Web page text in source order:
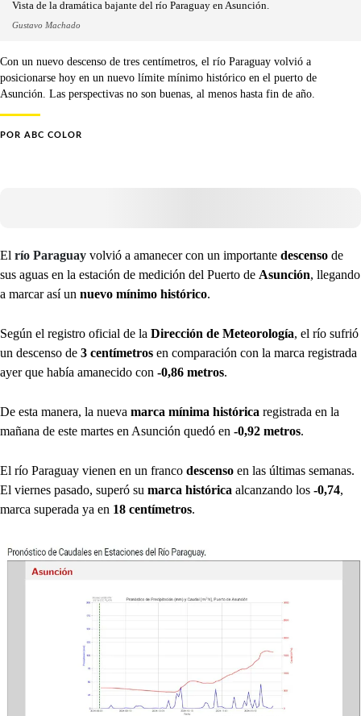
Vista de la dramática bajante del río Paraguay en Asunción.
Gustavo Machado
Con un nuevo descenso de tres centímetros, el río Paraguay volvió a
posicionarse hoy en un nuevo límite mínimo histórico en el puerto de
Asunción. Las perspectivas no son buenas, al menos hasta fin de año.
POR ABC COLOR
El río Paraguay volvió a amanecer con un importante descenso de
sus aguas en la estación de medición del Puerto de Asunción, llegando
a marcar así un nuevo mínimo histórico.
Según el registro oficial de la Dirección de Meteorología, el río sufrió
un descenso de 3 centímetros en comparación con la marca registrada
ayer que había amanecido con -0,86 metros.
De esta manera, la nueva marca mínima histórica registrada en la
mañana de este martes en Asunción quedó en -0,92 metros.
El río Paraguay vienen en un franco descenso en las últimas semanas.
El viernes pasado, superó su marca histórica alcanzando los -0,74,
marca superada ya en 18 centímetros.